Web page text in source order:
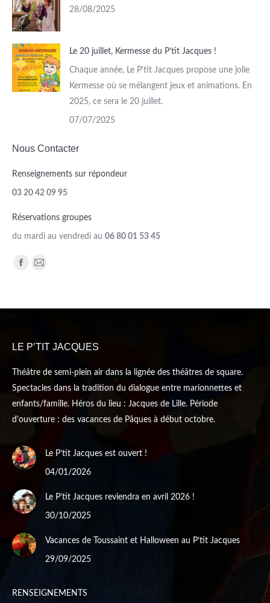
28/08/2025
Le 20 juillet, Kermesse du P’tit Jacques !
Chaque année, Le P'tit Jacques propose une jolie
Kermesse où se mélangent jeux et animations. En
2025, ce sera le 20 juillet.
07/07/2025
Nous Contacter
Renseignements sur répondeur
03 20 42 09 95
Réservations groupes
du mardi au vendredi au 06 80 01 53 45
Trouvez nous sur :
windowwindow
LE P’TIT JACQUES
Théâtre de semi-plein air dans la lignée des théâtres de square.
Spectacles dans la tradition du dialogue entre marionnettes et
enfants/famille. Héros du lieu : Jacques de Lille. Période
d'ouverture : des vacances de Pâques à début octobre.
Le P’tit Jacques est ouvert !
04/01/2026
Le P’tit Jacques reviendra en avril 2026 !
30/10/2025
Vacances de Toussaint et Halloween au P’tit Jacques
29/09/2025
RENSEIGNEMENTS